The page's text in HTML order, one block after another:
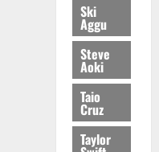
Ski
Aggu
Steve
Aoki
Taio
Cruz
Taylor